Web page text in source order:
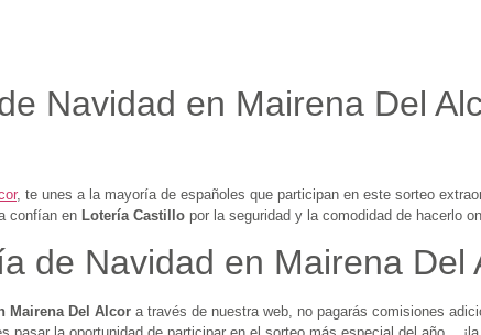
Navidad en Mairena Del
, te unes a la mayoría de españoles que participan en este sorteo
confían en Lotería Castillo por la seguridad y la comodidad de hacerlo
de Navidad en Mairena Del
Mairena Del Alcor a través de nuestra web, no pagarás comisiones